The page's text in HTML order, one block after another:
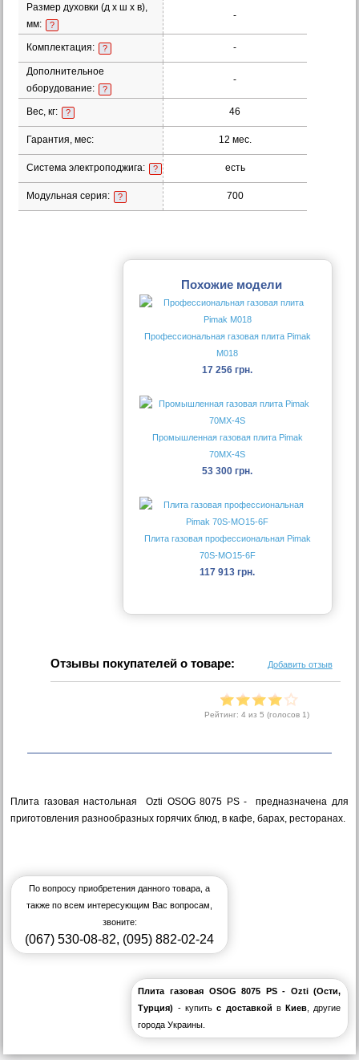
Размер духовки (д х ш х в),
мм:
?
-
Комплектация: ? -
Дополнительное
оборудование:
?
-
Вес, кг: ? 46
Гарантия, мес: 12 мес.
Система электроподжига: ? есть
Модульная серия: ? 700
Похожие модели
Профессиональная газовая плита Pimak
М018
17 256 грн.
Промышленная газовая плита Pimak
70MX-4S
53 300 грн.
Плита газовая профессиональная Pimak
70S-МО15-6F
117 913 грн.
Отзывы покупателей о товаре: Добавить отзыв
Рейтинг: 4 из 5 (голосов 1)
Плита газовая настольная Ozti OSOG 8075 PS - предназначена для
приготовления разнообразных горячих блюд, в кафе, барах, ресторанах.
По вопросу приобретения данного товара, а
также по всем интересующим Вас вопросам,
звоните:
(067) 530-08-82, (095) 882-02-24
Плита газовая OSOG 8075 PS - Ozti (Ости,
Турция) - купитьс доставкой вКиев , другие
города Украины.